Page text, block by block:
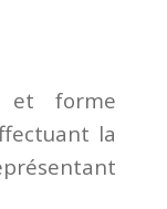
et forme
la